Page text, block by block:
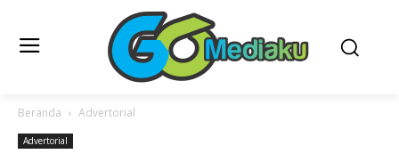
Beranda Advertorial
Advertorial